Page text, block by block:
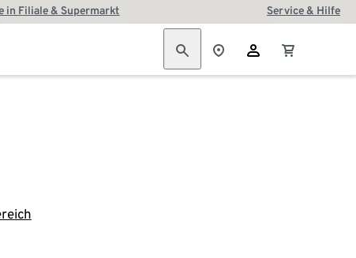
in Filiale & Supermarkt Service & Hilfe